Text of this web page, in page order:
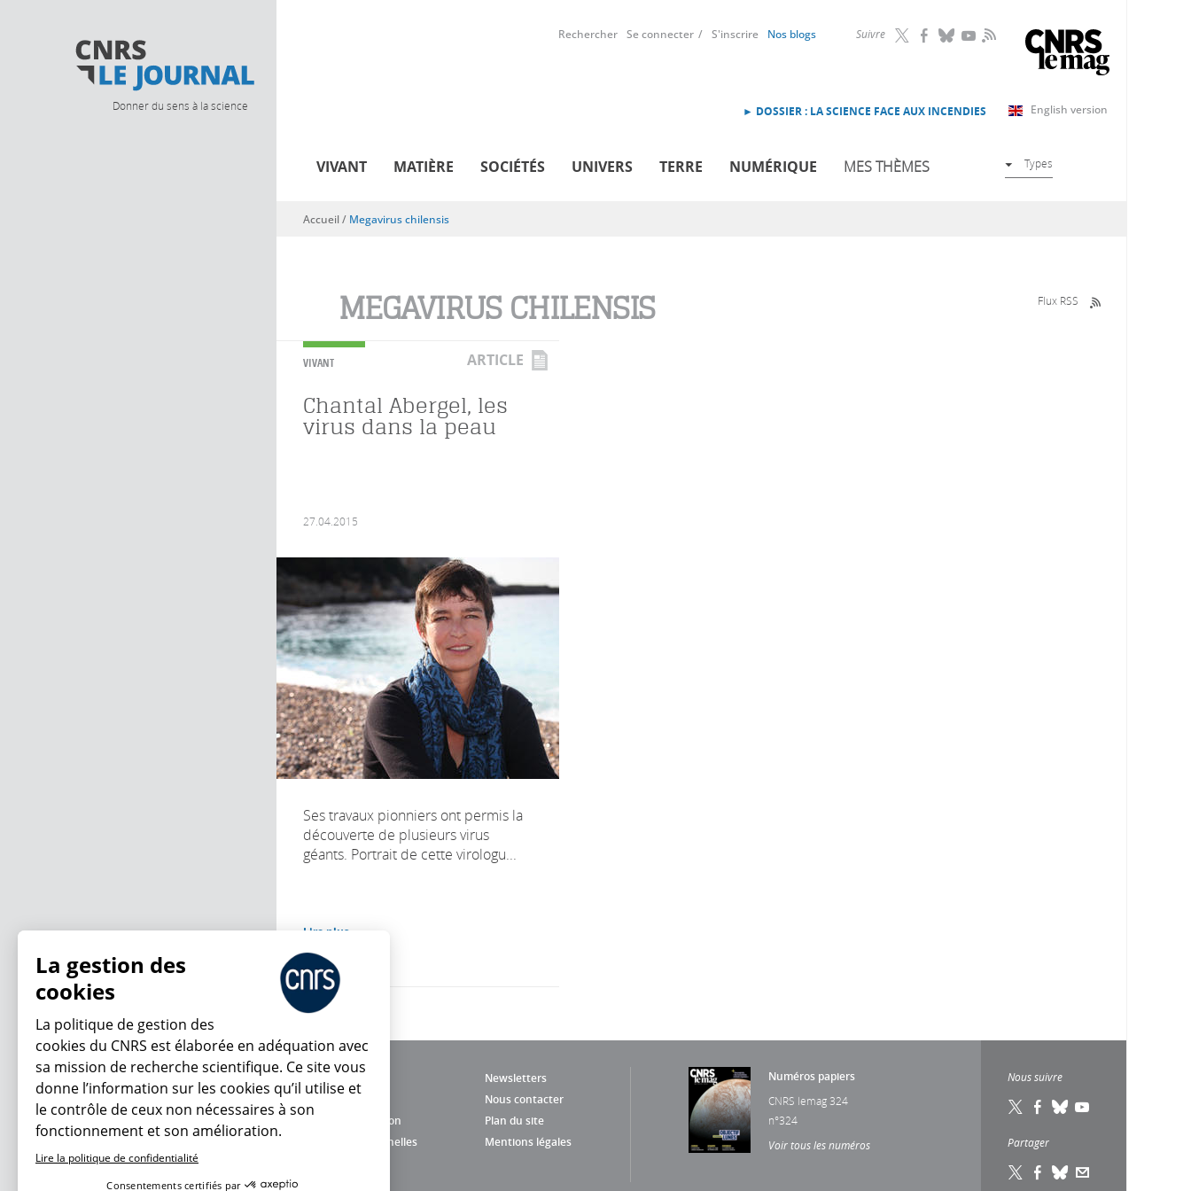
Donner du sens à la science
Suivre RSS
Rechercher Se connecter S'inscrire Nos blogs
English version
► DOSSIER : LA SCIENCE FACE AUX INCENDIES
VIVANT MATIÈRE SOCIÉTÉS UNIVERS TERRE NUMÉRIQUE MES THÈMES Types
Vous êtes ici
Accueil/ Megavirus chilensis
MEGAVIRUS CHILENSIS Flux RSS
VIVANT ARTICLE
Chantal Abergel, les
virus dans la peau
27.04.2015
Ses travaux pionniers ont permis la
découverte de plusieurs virus
géants. Portrait de cette virologu...
Lire plus
Newsletters
Nous contacter
Charte d'utilisation
Plan du site
Données personnelles
Mentions légales
Numéros papiers
CNRS lemag 324
n°324
Voir tous les numéros
Nous suivre
Partager
En ce moment
La gestion des
cookies
La politique de gestion des
cookies du CNRS est élaborée en adéquation avec
sa mission de recherche scientifique. Ce site vous
donne l’information sur les cookies qu’il utilise et
le contrôle de ceux non nécessaires à son
fonctionnement et son amélioration.
Lire la politique de confidentialité
Consentements certifiés par